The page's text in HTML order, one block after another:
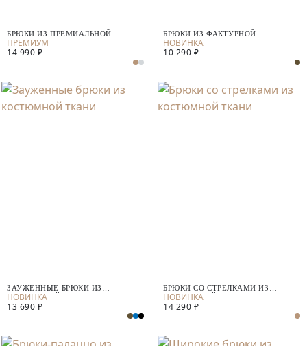
БРЮКИ ИЗ ПРЕМИАЛЬНОЙ
КОСТЮМНОЙ ТКАНИ С ШЕРСТЬЮ
14 990 ₽
БРЮКИ ИЗ ФАКТУРНОЙ
КОСТЮМНОЙ ТКАНИ
10 290 ₽
ЗАУЖЕННЫЕ БРЮКИ ИЗ
КОСТЮМНОЙ ТКАНИ
13 690 ₽
БРЮКИ СО СТРЕЛКАМИ ИЗ
КОСТЮМНОЙ ТКАНИ
14 290 ₽